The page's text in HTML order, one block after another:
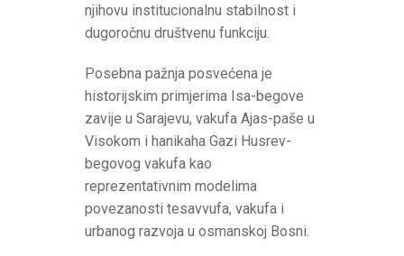
njihovu institucionalnu stabilnost i
dugoročnu društvenu funkciju.
Posebna pažnja posvećena je
historijskim primjerima Isa-begove
zavije u Sarajevu, vakufa Ajas-paše u
Visokom i hanikaha Gazi Husrev-
begovog vakufa kao
reprezentativnim modelima
povezanosti tesavvufa, vakufa i
urbanog razvoja u osmanskoj Bosni.